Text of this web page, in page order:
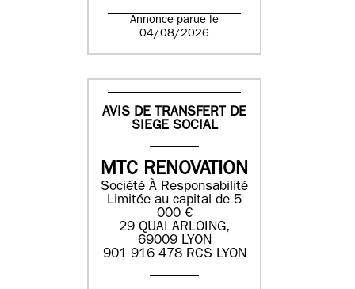
Annonce parue le
04/08/2026
AVIS DE TRANSFERT DE
SIEGE SOCIAL
MTC RENOVATION
Société À Responsabilité
Limitée au capital de 5
000 €
29 QUAI ARLOING,
69009 LYON
901 916 478 RCS LYON